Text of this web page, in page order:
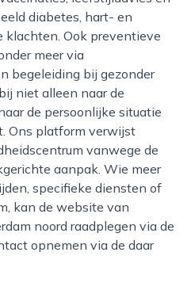
diabetes, hart- en
Ook preventieve
meer via
begeleiding bij gezonder
niet alleen naar de
de persoonlijke situatie
Ons platform verwijst
vanwege de
aanpak. Wie meer
specifieke diensten of
kan de website van
noord raadplegen via de
opnemen via de daar